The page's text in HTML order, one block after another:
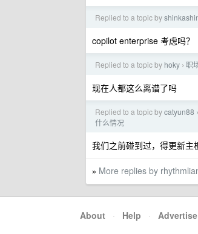
Replied to a topic by
copilot enterprise 考虑吗？
Replied to a topic by hoky › 职
现在人都这么离谱了吗
Replied to a topic bycatyun88 ›
什么情况
我们之前碰到过，得更新主
» More replies by
About · Help · Advertise